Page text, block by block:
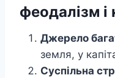
феодалізм і
Джерело
земля, у
Суспільна